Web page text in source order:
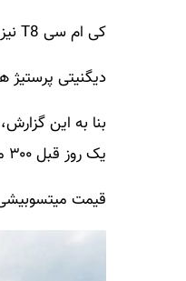
کی ام سی T8 نیز در بازار افت ۱۵۰ میلیون تومانی قیمت را تجربه کرده و به یک میلیارد و ۹۰۰ میلیون تومان رسیده است.
دیگنیتی پرستیژ هم با ریزش ۲۰۰ میلیون تومانی، در بازار ۲
یک روز قبل ۳۰۰ میلیون تومان گران‌تر بود.
قیمت میتسوبیشی میراژ نیز با ریزش ۱۵۰ میلیون